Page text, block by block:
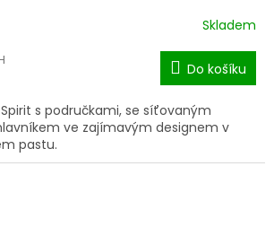
R
M
A
Skladem
Do košíku
s područkami, se síťovaným
ve zajímavým designem v
pastu.